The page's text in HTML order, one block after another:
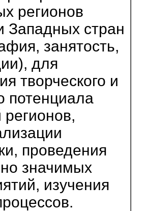
регионов
Западных стран
занятость,
для
творческого и
потенциала
проведения
значимых
изучения